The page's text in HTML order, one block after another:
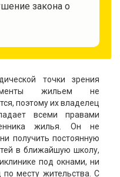
закона о
точки зрения
жильем не
поэтому их владелец
всеми правами
жилья. Он не
получить постоянную
в ближайшую школу,
под окнами, ни
по месту жительства. С